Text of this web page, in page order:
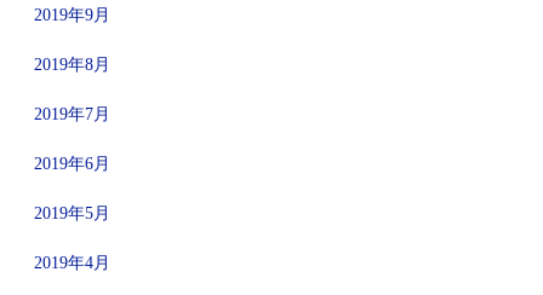
2019年9月
2019年8月
2019年7月
2019年6月
2019年5月
2019年4月